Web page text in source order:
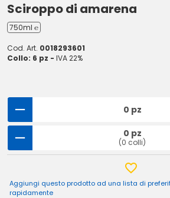
Sciroppo di amarena
750ml ℮
Cod. Art. 0018293601
Collo: 6 pz - IVA 22%
0 pz
0 pz
(0 colli)
Aggiungi questo prodotto ad una lista di
rapidamente